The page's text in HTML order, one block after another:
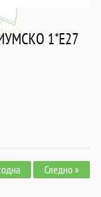
1*E27
Следно »